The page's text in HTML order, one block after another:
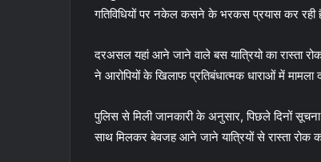
गतिविधियों पर नकेल कसने के भरकस प्रयास कर
दरअसल यहां आने जाने वाले बस यात्रियो का रास्ता
ने आरोपियों के खिलाफ प्रतिबंधात्मक धाराओं में मामला
पुलिस से मिली जानकारी के अनुसार, पिछले दिनों
साथ मिलकर बेवजह आने जाने यात्रियों से रास्ता रोक